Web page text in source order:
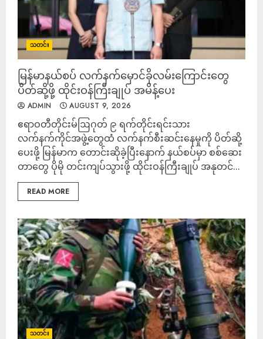
သတင်း
မြန်မာနယ်စပ် လက်နက်မှောင်ခိုလမ်းကြောင်းတွေ
ပိတ်ဆို့ဖို့ ထိုင်းဝန်ကြီးချုပ် အမိန့်ပေး
ADMIN AUGUST 9, 2026
ဧရာဝတီတိုင်းမ်ဩဂုတ် ၉ ရက်တိုင်းရင်းသား
လက်နက်ကိုင်အဖွဲ့တွေထံ လက်နက်စီးဆင်းနေမှုကို ပိတ်ဆို့
ပေးဖို့ မြန်မာက တောင်းဆိုခဲ့ပြီးနောက် နယ်စပ်မှာ စစ်ဆေး
တာတွေ ပိုမို တင်းကျပ်သွားဖို့ ထိုင်းဝန်ကြီးချုပ် အနုတင်...
READ MORE
သတင်း